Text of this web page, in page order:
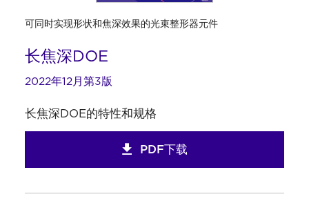
可同时实现形状和焦深效果的光束整形器元件
长焦深DOE
2022年12月第3版
长焦深DOE的特性和规格
PDF下载